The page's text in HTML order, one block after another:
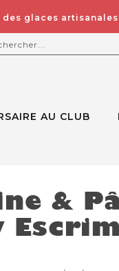
des glaces artisanales
AU CLUB
&